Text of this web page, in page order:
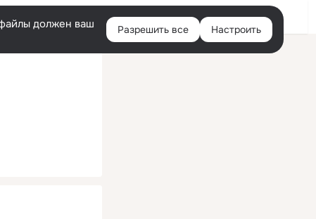
Войти
должен ваш
Разрешить все Настроить